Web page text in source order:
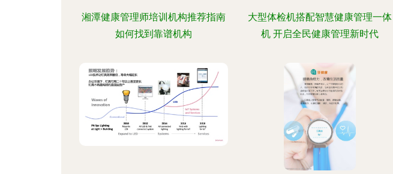
湘潭健康管理师培训机构推荐指南
如何找到靠谱机构
大型体检机搭配智慧健康管理一体
机 开启全民健康管理新时代